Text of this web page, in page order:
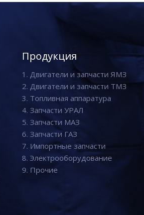
Продукция
1. Двигатели и запчасти ЯМЗ
2. Двигатели и запчасти ТМЗ
3. Топливная аппаратура
4. Запчасти УРАЛ
5. Запчасти МАЗ
6. Запчасти ГАЗ
7. Импортные запчасти
8. Электрооборудование
9. Прочие